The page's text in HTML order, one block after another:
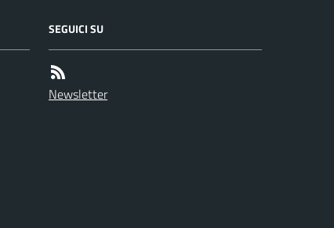
SEGUICI SU
Newsletter